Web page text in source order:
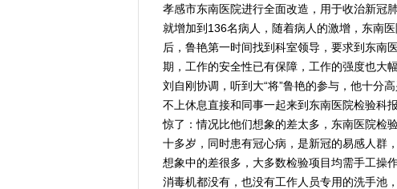
孝感市东南医院进行全面改造，用于收治新冠
就增加到136名病人，随着病人的激增，东南
后，鲁艳第一时间找到科室领导，要求到东南
期，工作的安全性已有保障，工作的强度也大
刘自刚协调，听到大“将”鲁艳的参与，他十分
不上休息直接和同事一起来到东南医院检验科
惊了：情况比他们想象的差太多，东南医院检
十多岁，同时患有冠心病，是新冠的易感人群
想象中的差很多，大多数检验项目均需手工操
消毒机都没有，也没有工作人员专用的洗手池